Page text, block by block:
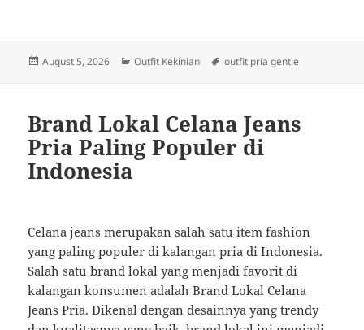
Posted
August 5, 2026 Categories
Outfit Kekinian Tags
outfit pria gentle
Brand Lokal Celana Jeans
Pria Paling Populer di
Indonesia
Celana jeans merupakan salah satu item fashion
yang paling populer di kalangan pria di Indonesia.
Salah satu brand lokal yang menjadi favorit di
kalangan konsumen adalah Brand Lokal Celana
Jeans Pria. Dikenal dengan desainnya yang trendy